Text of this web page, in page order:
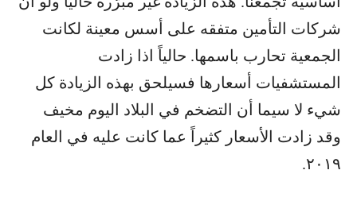
شركات التأمين متفقه على أسس معينة لكانت
الجمعية تحارب باسمها. حالياً اذا زادت
المستشفيات أسعارها فسيلحق بهذه الزيادة كل
شيء لا سيما أن التضخم في البلاد اليوم مخيف
وقد زادت الأسعار كثيراً عما كانت عليه في العام
٢٠١٩.